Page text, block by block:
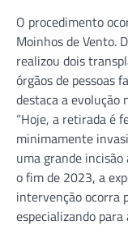
O procedimento
Moinhos de Vento.
realizou dois
órgãos de pessoas
destaca a evolução
“Hoje, a retirada é
minimamente
uma grande incisão
o fim de 2023, a
intervenção ocorra
especializando para